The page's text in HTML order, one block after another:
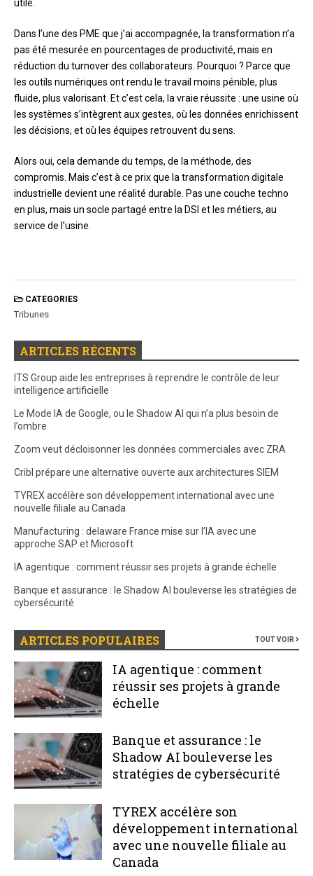
utile.
Dans l’une des PME que j’ai accompagnée, la transformation n’a
pas été mesurée en pourcentages de productivité, mais en
réduction du turnover des collaborateurs. Pourquoi ? Parce que
les outils numériques ont rendu le travail moins pénible, plus
fluide, plus valorisant. Et c’est cela, la vraie réussite : une usine où
les systèmes s’intègrent aux gestes, où les données enrichissent
les décisions, et où les équipes retrouvent du sens.
Alors oui, cela demande du temps, de la méthode, des
compromis. Mais c’est à ce prix que la transformation digitale
industrielle devient une réalité durable. Pas une couche techno
en plus, mais un socle partagé entre la DSI et les métiers, au
service de l’usine.
CATEGORIES
Tribunes
ARTICLES RÉCENTS
ITS Group aide les entreprises à reprendre le contrôle de leur
intelligence artificielle
Le Mode IA de Google, ou le Shadow AI qui n’a plus besoin de
l’ombre
Zoom veut décloisonner les données commerciales avec ZRA
Cribl prépare une alternative ouverte aux architectures SIEM
TYREX accélère son développement international avec une
nouvelle filiale au Canada
Manufacturing : delaware France mise sur l’IA avec une
approche SAP et Microsoft
IA agentique : comment réussir ses projets à grande échelle
Banque et assurance : le Shadow AI bouleverse les stratégies de
cybersécurité
ARTICLES POPULAIRES TOUT VOIR
IA agentique : comment
réussir ses projets à grande
échelle
Banque et assurance : le
Shadow AI bouleverse les
stratégies de cybersécurité
TYREX accélère son
développement international
avec une nouvelle filiale au
Canada